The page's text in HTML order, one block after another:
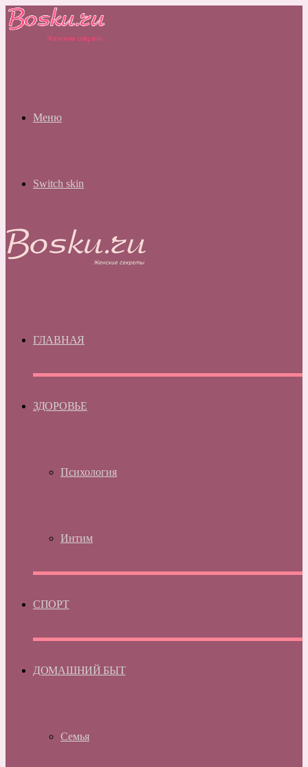
Меню
Switch skin
ГЛАВНАЯ
ЗДОРОВЬЕ
Психология
Интим
СПОРТ
ДОМАШНИЙ БЫТ
Семья